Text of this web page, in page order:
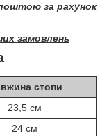
за рахунок
замовлень
стопи
23,5 см
24 см